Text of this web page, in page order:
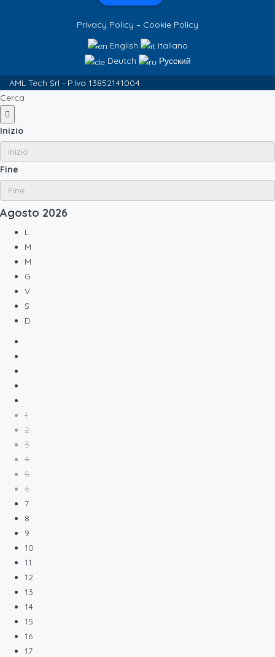
Privacy Policy – Cookie Policy
English
Italiano
Deutch
Русский
AML Tech Srl - P.Iva 13852141004
Cerca
Inizio
Fine
Agosto 2026
L
M
M
G
V
S
D
1
2
3
4
5
6
7
8
9
10
11
12
13
14
15
16
17